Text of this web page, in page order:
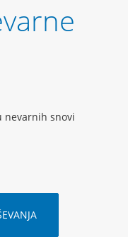
nevarnih snovi